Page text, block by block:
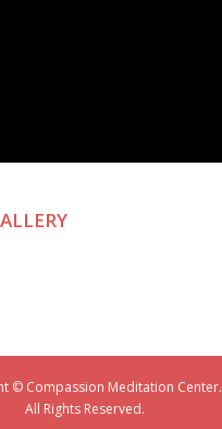
© Compassion Meditation Center.
All Rights Reserved.